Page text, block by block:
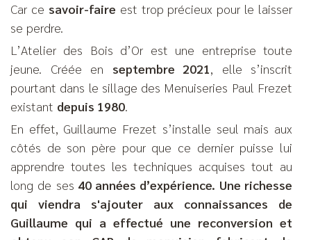
Car ce savoir-faire est trop précieux pour le laisser
se perdre.
L’Atelier des Bois d’Or est une entreprise toute
jeune. Créée en septembre 2021, elle s’inscrit
pourtant dans le sillage des Menuiseries Paul Frezet
existant depuis 1980.
En effet, Guillaume Frezet s’installe seul mais aux
côtés de son père pour que ce dernier puisse lui
apprendre toutes les techniques acquises tout au
long de ses 40 années d’expérience. Une richesse
qui viendra s'ajouter aux connaissances de
Guillaume qui a effectué une reconversion et